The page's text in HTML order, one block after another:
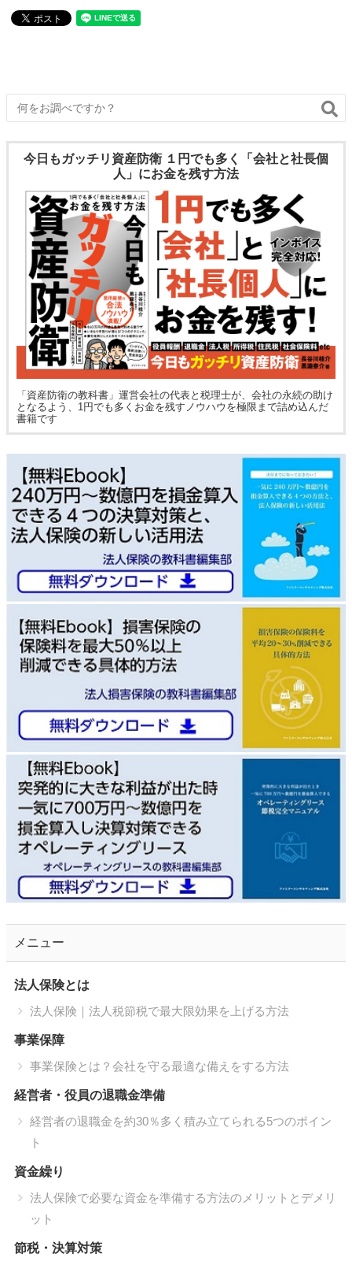
が、国の制度である「中退共（中小
今日もガッチリ資産防衛 １円でも多く「会社と社長個
人」にお金を残す方法
「資産防衛の教科書」運営会社の代表と税理士が、会社の永続の助け
となるよう、1円でも多くお金を残すノウハウを極限まで詰め込んだ
書籍です
メニュー
法人保険とは
法人保険｜法人税節税で最大限効果を上げる方法
事業保障
事業保険とは？会社を守る最適な備えをする方法
経営者・役員の退職金準備
経営者の退職金を約30％多く積み立てられる5つのポイン
ト
資金繰り
法人保険で必要な資金を準備する方法のメリットとデメリ
ット
節税・決算対策
通話料無料で今すぐ